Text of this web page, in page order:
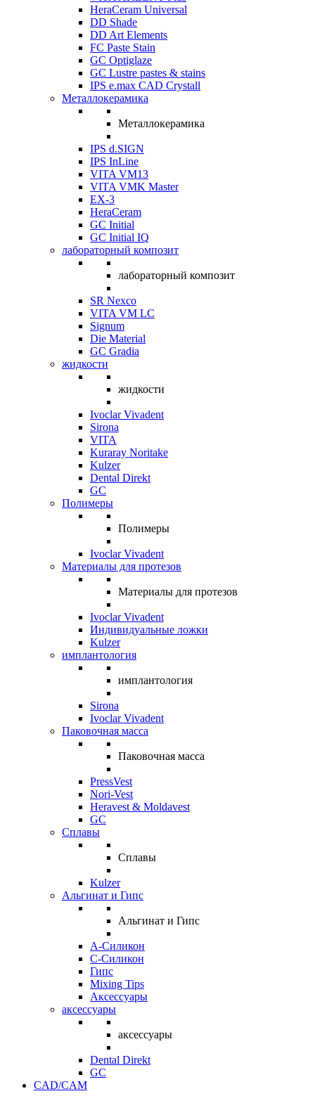
HeraCeram Universal
DD Shade
DD Art Elements
FC Paste Stain
GC Optiglaze
GC Lustre pastes & stains
IPS e.max CAD Crystall
Металлокерамика
Металлокерамика
IPS d.SIGN
IPS InLine
VITA VM13
VITA VMK Master
EX-3
HeraCeram
GC Initial
GC Initial IQ
лабораторный композит
лабораторный композит
SR Nexco
VITA VM LC
Signum
Die Material
GC Gradia
жидкости
жидкости
Ivoclar Vivadent
Sirona
VITA
Kuraray Noritake
Kulzer
Dental Direkt
GC
Полимеры
Полимеры
Ivoclar Vivadent
Материалы для протезов
Материалы для протезов
Ivoclar Vivadent
Индивидуальные ложки
Kulzer
имплантология
имплантология
Sirona
Ivoclar Vivadent
Паковочная масса
Паковочная масса
PressVest
Nori-Vest
Heravest & Moldavest
GC
Сплавы
Сплавы
Kulzer
Альгинат и Гипс
Альгинат и Гипс
A-Силикон
C-Силикон
Гипс
Mixing Tips
Аксессуары
аксессуары
аксессуары
Dental Direkt
GC
CAD/CAM